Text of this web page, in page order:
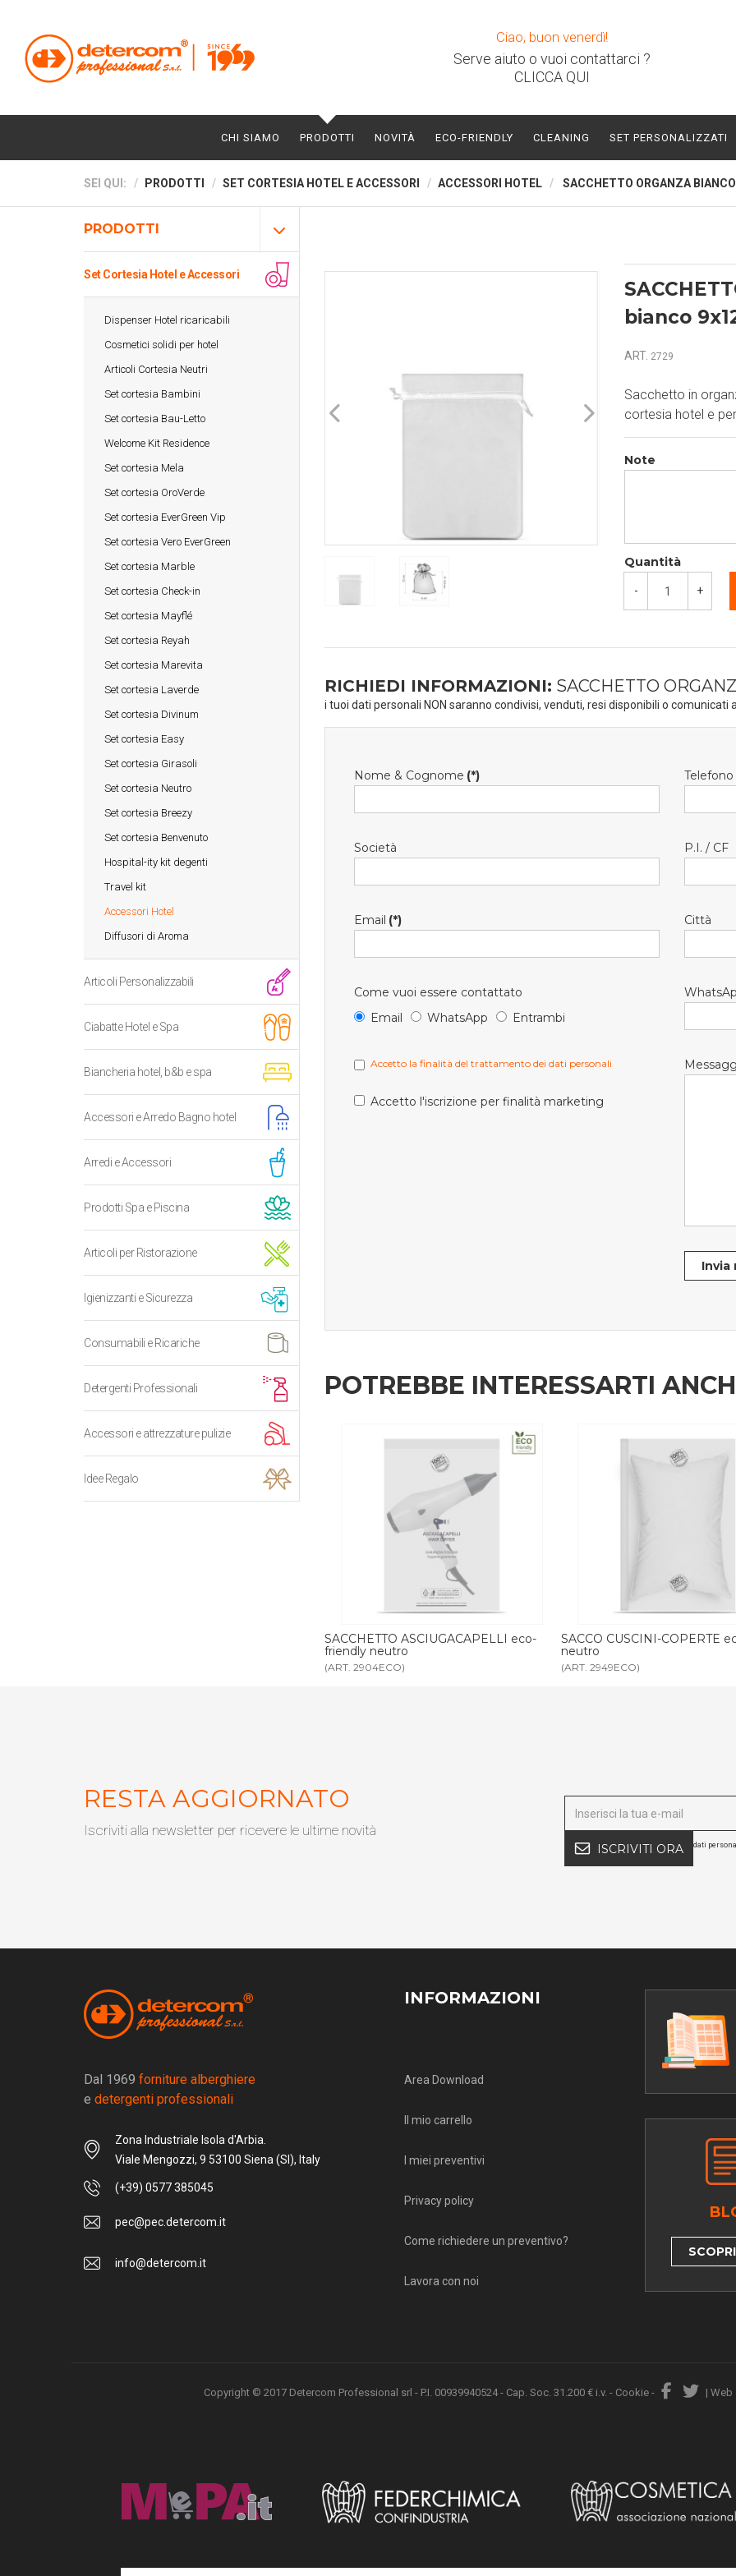
Ciao, buon venerdì!
Serve aiuto o vuoi contattarci ?
CLICCA QUI
CHI SIAMO PRODOTTI NOVITÀ ECO-FRIENDLY CLEANING SET PERSONALIZZATI
SEI QUI: PRODOTTI SET CORTESIA HOTEL E ACCESSORI ACCESSORI HOTEL SACCHETTO ORGANZA
PRODOTTI
Set Cortesia Hotel e Accessori
Dispenser Hotel ricaricabili
Cosmetici solidi per hotel
Articoli Cortesia Neutri
Set cortesia Bambini
Set cortesia Bau-Letto
Welcome Kit Residence
Set cortesia Mela
Set cortesia OroVerde
Set cortesia EverGreen Vip
Set cortesia Vero EverGreen
Set cortesia Marble
Set cortesia Check-in
Set cortesia Mayflé
Set cortesia Reyah
Set cortesia Marevita
Set cortesia Laverde
Set cortesia Divinum
Set cortesia Easy
Set cortesia Girasoli
Set cortesia Neutro
Set cortesia Breezy
Set cortesia Benvenuto
Hospital-ity kit degenti
Travel kit
Accessori Hotel
Diffusori di Aroma
Articoli Personalizzabili
Ciabatte Hotel e Spa
Biancheria hotel, b&b e spa
Accessori e Arredo Bagno hotel
Arredi e Accessori
Prodotti Spa e Piscina
Articoli per Ristorazione
Igienizzanti e Sicurezza
Consumabili e Ricariche
Detergenti Professionali
Accessori e attrezzature pulizie
Idee Regalo
bianco
ART. 2729
Sacchetto in
cortesia hotel e
Note
Quantità
- +
RICHIEDI INFORMAZIONI: SACCHETTO
i tuoi dati personali NON saranno condivisi, venduti, resi disponibili o comunicati
Nome & Cognome (*) Telefono
Società P.I. / CF
Email (*) Città
Come vuoi essere contattato
Email
WhatsApp Entrambi
Accetto la finalità del trattamento dei dati personali
Accetto l'iscrizione per finalità marketing
Invia
POTREBBE INTERESSARTI
SACCO CUSCINI-COPERTE eco-friendly
neutro
(ART. 2949ECO)
SACCO CUSCINI-COPERTE
(ART. 2989)
RESTA AGGIORNATO
Iscriviti alla newsletter per ricevere le ultime novità
ISCRIVITI ORA dati
Dal 1969 forniture alberghiere
e detergenti professionali
Zona Industriale Isola d'Arbia.
Viale Mengozzi, 9 53100 Siena (SI), Italy
(+39) 0577 385045
pec@pec.detercom.it
info@detercom.it
INFORMAZIONI
Area Download
Il mio carrello
I miei preventivi
Privacy policy
Come richiedere un preventivo?
Lavora con noi
Copyright © 2017 Detercom Professional srl - P.I. 00939940524 - Cap. Soc. 31.200 € i.v. - Cookie - | Web